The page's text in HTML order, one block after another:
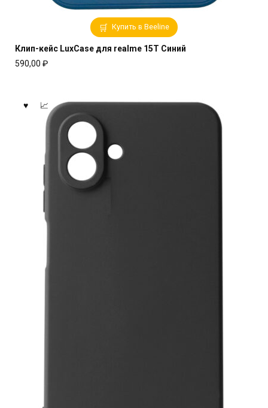
Купить в Beeline
Клип-кейс LuxCase для realme 15T Синий
590,00 ₽